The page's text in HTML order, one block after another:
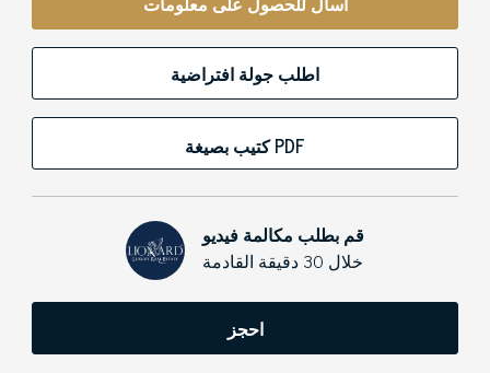
اطلب جولة افتراضية
كتيب بصيغة PDF
قم بطلب مكالمة فيديو
خلال 30 دقيقة القادمة
احجز